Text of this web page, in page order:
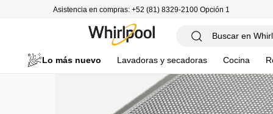
Asistencia en compras: +52 (81) 8329-2100 Opción 1
Lo más nuevo Lavadoras y secadoras Cocina